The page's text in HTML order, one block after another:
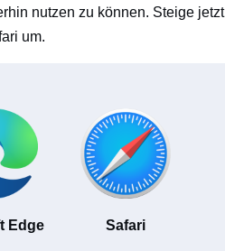
nutzen zu können. Steige jetzt
um.
Edge Safari